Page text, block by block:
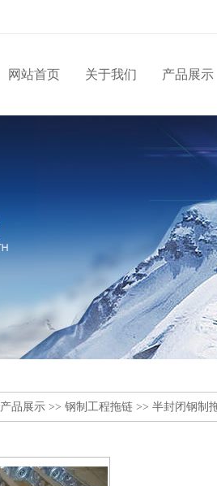
网站首页 关于我们 产品展示
产品展示 >> 钢制工程拖链 >> 半封闭钢制